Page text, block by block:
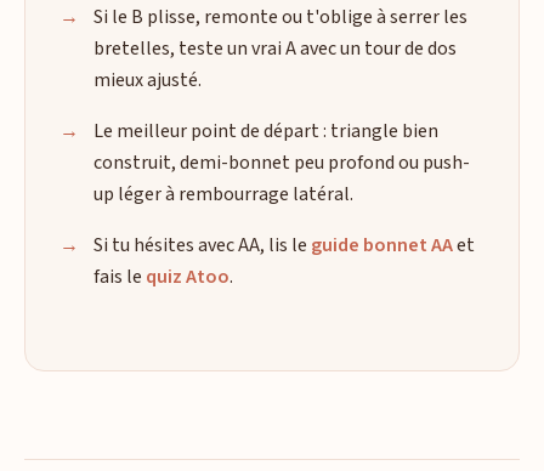
Si le B plisse, remonte ou t'oblige à serrer les
bretelles, teste un vrai A avec un tour de dos
mieux ajusté.
Le meilleur point de départ : triangle bien
construit, demi-bonnet peu profond ou push-
up léger à rembourrage latéral.
Si tu hésites avec AA, lis le guide bonnet AAet
fais le quiz Atoo.